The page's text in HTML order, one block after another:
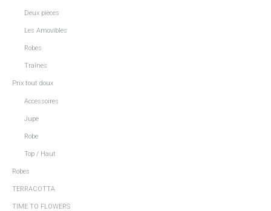
Deux pièces
Les Amovibles
Robes
Traînes
Prix tout doux
Accessoires
Jupe
Robe
Top / Haut
Robes
TERRACOTTA
TIME TO FLOWERS